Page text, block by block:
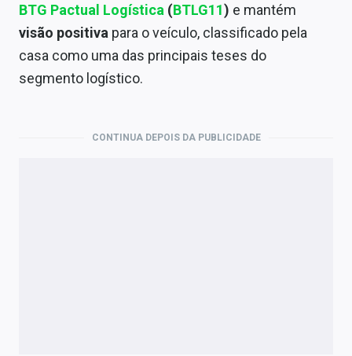
Economia
Empresas
BTG Pactual Logística (BTLG11) e mantém
visão positiva para o veículo, classificado pela
casa como uma das principais teses do
segmento logístico.
CONTINUA DEPOIS DA PUBLICIDADE